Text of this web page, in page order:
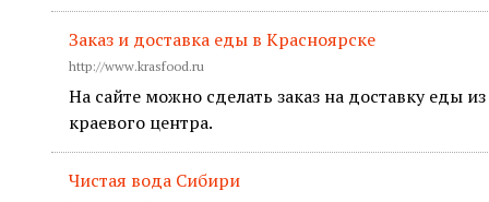
Заказ и доставка еды в Красноярске
http://www.krasfood.ru
На сайте можно сделать заказ на доставку еды
краевого центра.
Чистая вода Сибири